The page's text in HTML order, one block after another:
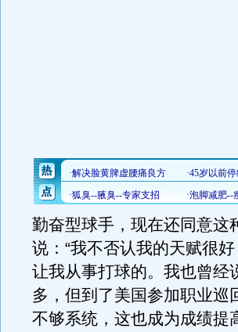
勤奋型球手，现在还同意这
说：“我不否认我的天赋很
让我从事打球的。我也曾经
多，但到了美国参加职业巡
不够系统，这也成为成绩提